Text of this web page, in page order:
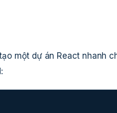
một dự án React nhanh